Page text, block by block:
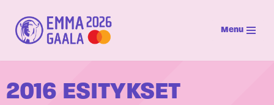
Siirry
suoraan
sisältöön
Menu
2016 ESITYKSET